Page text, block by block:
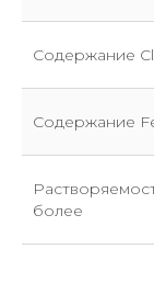
Содержание
Содержание
более